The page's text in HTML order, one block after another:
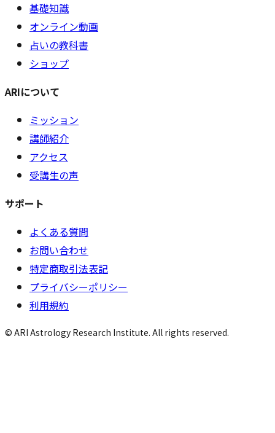
基礎知識
オンライン動画
占いの教科書
ショップ
ARIについて
ミッション
講師紹介
アクセス
受講生の声
サポート
よくある質問
お問い合わせ
特定商取引法表記
プライバシーポリシー
利用規約
© ARI Astrology Research Institute. All rights reserved.